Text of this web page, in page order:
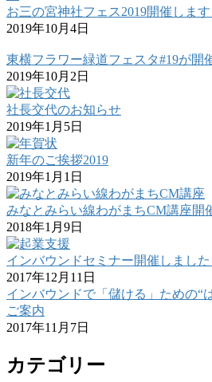
お三の宮神社フェス2019開催します
2019年10月4日
東横フラワー緑道フェスタ#19が開
2019年10月2日
社長交代のお知らせ
2019年1月5日
新年のご挨拶2019
2019年1月1日
みなとみらい線わがまちCM講座開
2018年1月9日
インバウンドセミナー開催しました
2017年12月11日
インバウンドで「儲ける」ための“
ご案内
2017年11月7日
カテゴリー